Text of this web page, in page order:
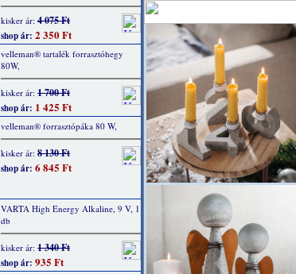
kisker ár: 4 075 Ft
shop ár: 2 350 Ft
velleman® tartalék forrasztóhegy
80W,
kisker ár: 1 700 Ft
shop ár: 1 425 Ft
velleman® forrasztópáka 80 W,
kisker ár: 8 130 Ft
shop ár: 6 845 Ft
VARTA High Energy Alkaline, 9 V, 1
db
kisker ár: 1 340 Ft
shop ár: 935 Ft